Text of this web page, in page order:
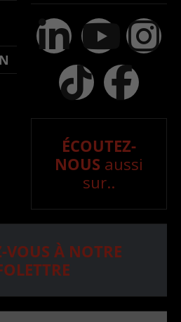
ÉCOUTEZ-
NOUS aussi
sur..
À NOTRE